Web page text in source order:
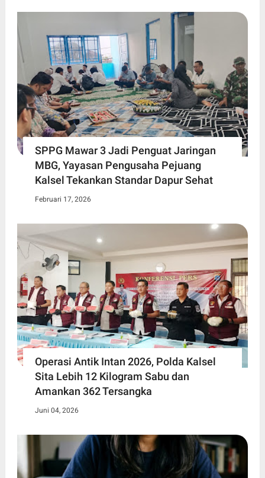
SPPG Mawar 3 Jadi Penguat Jaringan
MBG, Yayasan Pengusaha Pejuang
Kalsel Tekankan Standar Dapur Sehat
Februari 17, 2026
Operasi Antik Intan 2026, Polda Kalsel
Sita Lebih 12 Kilogram Sabu dan
Amankan 362 Tersangka
Juni 04, 2026